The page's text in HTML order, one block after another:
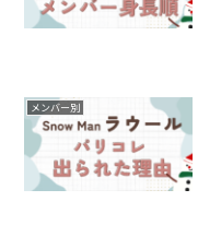
メンバー別